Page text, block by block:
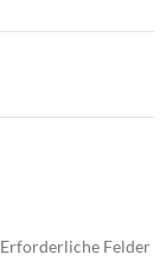
Erforderliche Felder